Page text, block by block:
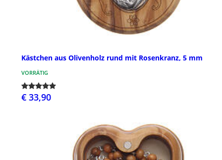
Kästchen aus Olivenholz rund mit Rosenkranz, 5 mm
VORRÄTIG
€ 33,90